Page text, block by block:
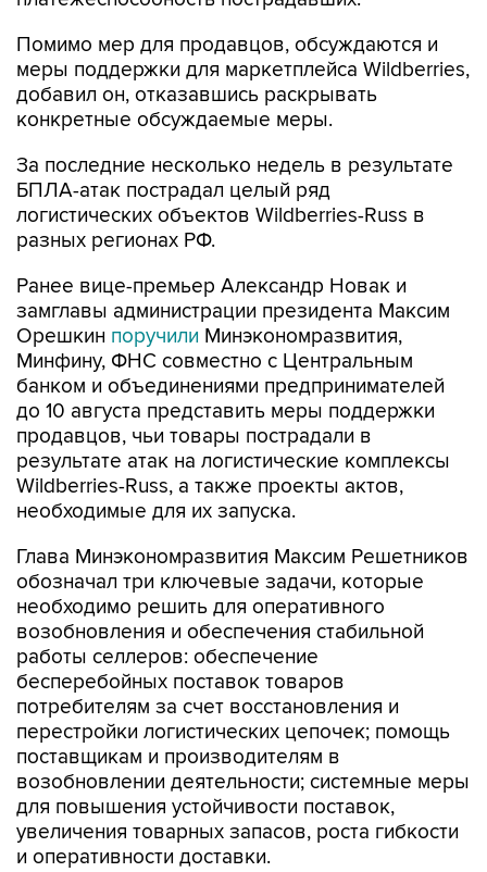
Помимо мер для продавцов, обсуждаются и
меры поддержки для маркетплейса Wildberries,
добавил он, отказавшись раскрывать
конкретные обсуждаемые меры.
За последние несколько недель в результате
БПЛА-атак пострадал целый ряд
логистических объектов Wildberries-Russ в
разных регионах РФ.
Ранее вице-премьер Александр Новак и
замглавы администрации президента Максим
Орешкин поручили Минэкономразвития,
Минфину, ФНС совместно с Центральным
банком и объединениями предпринимателей
до 10 августа представить меры поддержки
продавцов, чьи товары пострадали в
результате атак на логистические комплексы
Wildberries-Russ, а также проекты актов,
необходимые для их запуска.
Глава Минэкономразвития Максим Решетников
обозначал три ключевые задачи, которые
необходимо решить для оперативного
возобновления и обеспечения стабильной
работы селлеров: обеспечение
бесперебойных поставок товаров
потребителям за счет восстановления и
перестройки логистических цепочек; помощь
поставщикам и производителям в
возобновлении деятельности; системные меры
для повышения устойчивости поставок,
увеличения товарных запасов, роста гибкости
и оперативности доставки.